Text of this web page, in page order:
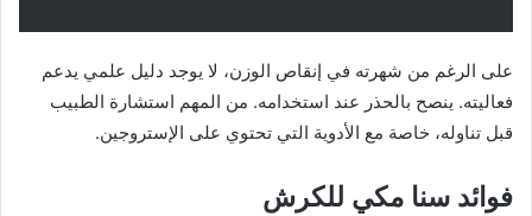
على الرغم من شهرته في إنقاص الوزن، لا يوجد دليل علمي يدعم
فعاليته. ينصح بالحذر عند استخدامه. من المهم استشارة الطبيب
قبل تناوله، خاصة مع الأدوية التي تحتوي على الإستروجين.
فوائد سنا مكي للكرش